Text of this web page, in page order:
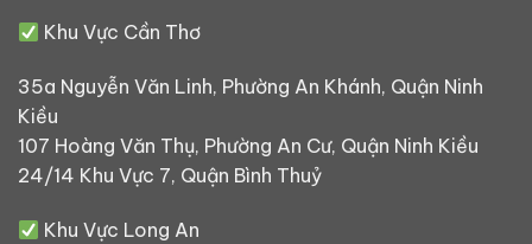
Khu Vực Cần Thơ
35a Nguyễn Văn Linh, Phường An Khánh, Quận Ninh
Kiều
107 Hoàng Văn Thụ, Phường An Cư, Quận Ninh Kiều
24/14 Khu Vực 7, Quận Bình Thuỷ
Khu Vực Long An